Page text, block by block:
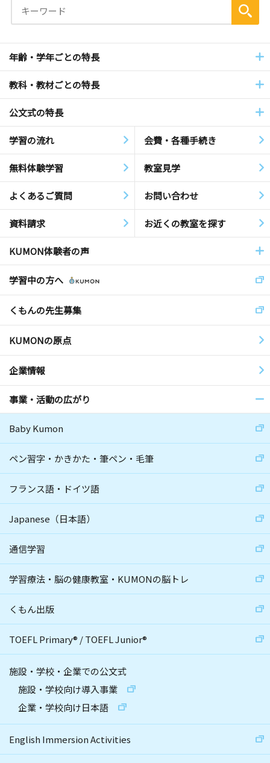
年齢・学年ごとの特長
教科・教材ごとの特長
公文式の特長
学習の流れ 会費・各種手続き
無料体験学習 教室見学
よくあるご質問 お問い合わせ
資料請求 お近くの教室を探す
KUMON体験者の声
学習中の方へ
くもんの先生募集
KUMONの原点
企業情報
事業・活動の広がり
Baby Kumon
ペン習字・かきかた・筆ペン・毛筆
フランス語・ドイツ語
Japanese（日本語）
通信学習
学習療法・脳の健康教室・KUMONの脳トレ
くもん出版
TOEFL Primary® /TOEFL Junior®
施設・学校・企業での公文式
施設・学校向け導入事業
企業・学校向け日本語
English Immersion Activities